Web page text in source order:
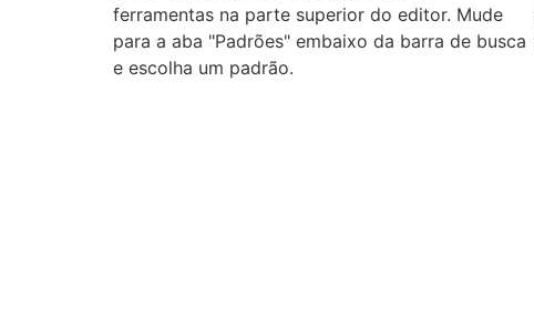
ferramentas na parte superior do editor. Mude
para a aba "Padrões" embaixo da barra de busca
e escolha um padrão.